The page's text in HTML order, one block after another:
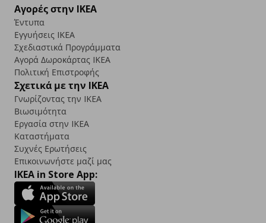
Αγορές στην IKEA
Έντυπα
Εγγυήσεις IKEA
Σχεδιαστικά Προγράμματα
Αγορά Δωρoκάρτας IKEA
Πολιτική Επιστροφής
Σχετικά με την IKEA
Γνωρίζοντας την IKEA
Βιωσιμότητα
Εργασία στην IKEA
Καταστήματα
Συχνές Ερωτήσεις
Επικοινωνήστε μαζί μας
IKEA in Store App: